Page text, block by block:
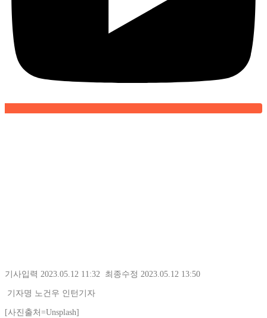
기사입력 2023.05.12 11:32 최종수정 2023.05.12 13:50
기자명 노건우 인턴기자
[사진출처=Unsplash]